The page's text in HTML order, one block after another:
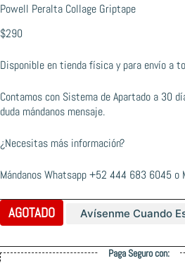
Powell Peralta Collage Griptape
$290
Disponible en tienda física y para envío a
Contamos con Sistema de Apartado a 30
duda mándanos mensaje.
¿Necesitas más información?
Mándanos Whatsapp+52 444 683 6045 o
AGOTADO Avísenme Cuando
Paga Seguro con: